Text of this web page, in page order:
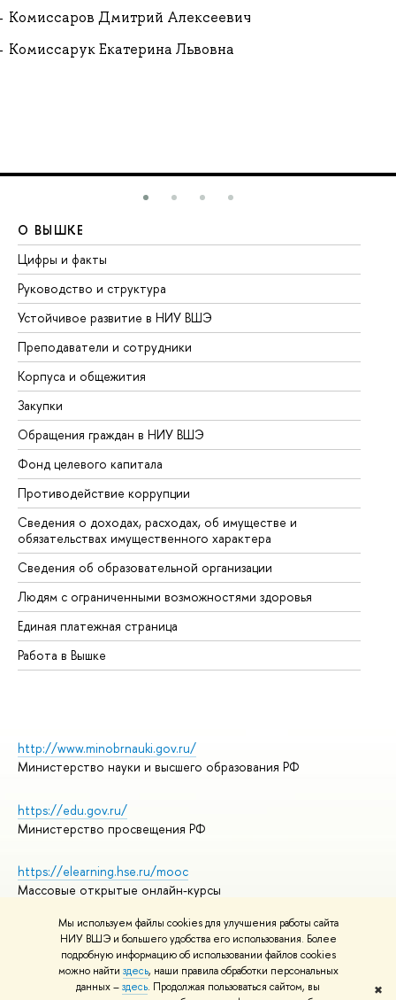
Мы используем файлы cookies для улучшения работы сайта
НИУ ВШЭ и большего удобства его использования. Более
подробную информацию об использовании файлов cookies
можно найти здесь, наши правила обработки персональных
данных –здесь. Продолжая пользоваться сайтом, вы
✖
Комиссаров Дмитрий Алексеевич
Комиссарук Екатерина Львовна
О ВЫШКЕ
Цифры и факты
Руководство и структура
Устойчивое развитие в НИУ ВШЭ
Преподаватели и сотрудники
Корпуса и общежития
Закупки
Обращения граждан в НИУ ВШЭ
Фонд целевого капитала
Противодействие коррупции
Сведения о доходах, расходах, об имуществе и
обязательствах имущественного характера
Сведения об образовательной организации
Людям с ограниченными возможностями здоровья
Единая платежная страница
Работа в Вышке
http://www.minobrnauki.gov.ru/
Министерство науки и высшего образования РФ
https://edu.gov.ru/
Министерство просвещения РФ
https://elearning.hse.ru/mooc
Массовые открытые онлайн-курсы
© НИУ ВШЭ 1993–2026
Адреса и контакты
Условия использования материалов